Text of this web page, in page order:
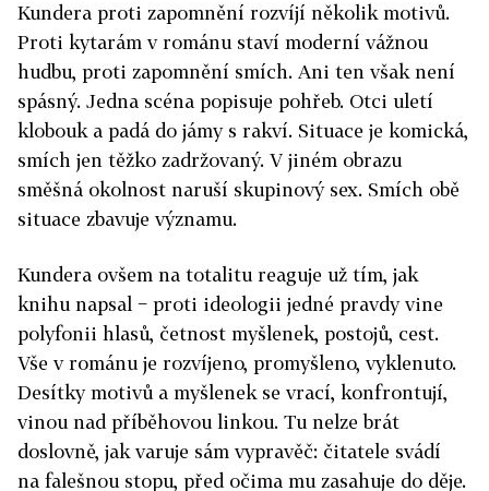
Kundera proti zapomnění rozvíjí několik motivů.
Proti kytarám v románu staví moderní vážnou
hudbu, proti zapomnění smích. Ani ten však není
spásný. Jedna scéna popisuje pohřeb. Otci uletí
klobouk a padá do jámy s rakví. Situace je komická,
smích jen těžko zadržovaný. V jiném obrazu
směšná okolnost naruší skupinový sex. Smích obě
situace zbavuje významu.
Kundera ovšem na totalitu reaguje už tím, jak
knihu napsal − proti ideologii jedné pravdy vine
polyfonii hlasů, četnost myšlenek, postojů, cest.
Vše v románu je rozvíjeno, promyšleno, vyklenuto.
Desítky motivů a myšlenek se vrací, konfrontují,
vinou nad příběhovou linkou. Tu nelze brát
doslovně, jak varuje sám vypravěč: čitatele svádí
na falešnou stopu, před očima mu zasahuje do děje.